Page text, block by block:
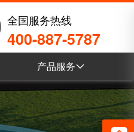
全国服务热线
400-887-5787
产品服务
乐发lvVR全景
电子目录